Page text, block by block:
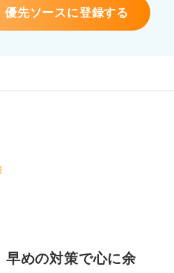
優先ソースに登録する
早めの対策で心に余